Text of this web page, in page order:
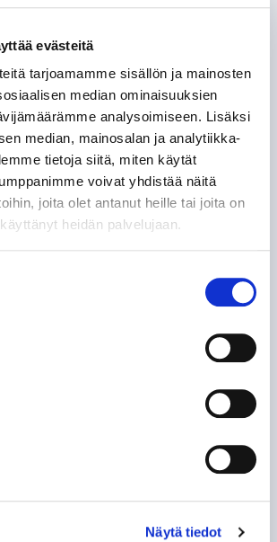
evästeitä
tarjoamamme sisällön ja mainosten
median ominaisuuksien
analysoimiseen. Lisäksi
median, mainosalan ja analytiikka-
tietoja siitä, miten käytät
voivat yhdistää näitä
joita olet antanut heille tai joita on
heidän palvelujaan.
Näytä tiedot